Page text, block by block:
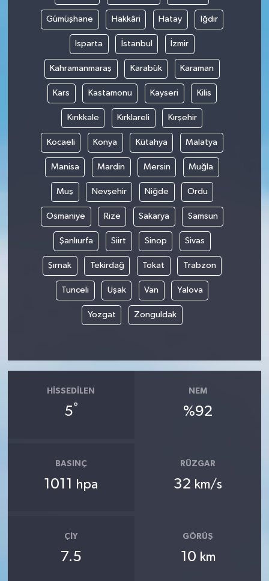
Gümüşhane Hakkâri Hatay Iğdır
Isparta İstanbul İzmir
Kahramanmaraş Karabük Karaman
Kars Kastamonu Kayseri Kilis
Kırıkkale Kırklareli Kırşehir
Kocaeli Konya Kütahya Malatya
Manisa Mardin Mersin Muğla
Muş Nevşehir Niğde Ordu
Osmaniye Rize Sakarya Samsun
Şanlıurfa Siirt Sinop Sivas
Şırnak Tekirdağ Tokat Trabzon
Tunceli Uşak Van Yalova
Yozgat Zonguldak
HISSEDILEN
5°
NEM
%92
BASINÇ
1011 hpa
RÜZGAR
32 km/s
ÇIY
7.5
GÖRÜŞ
10 km